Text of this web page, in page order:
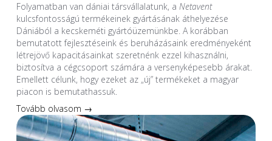
Folyamatban van dániai társvállalatunk, a Netavent
kulcsfontosságú termékeinek gyártásának áthelyezése
Dániából a kecskeméti gyártóüzemünkbe. A korábban
bemutatott fejlesztéseink és beruházásaink eredményeként
létrejövő kapacitásainkat szeretnénk ezzel kihasználni,
biztosítva a cégcsoport számára a versenyképesebb árakat.
Emellett célunk, hogy ezeket az „új” termékeket a magyar
piacon is bemutathassuk.
Tovább olvasom →